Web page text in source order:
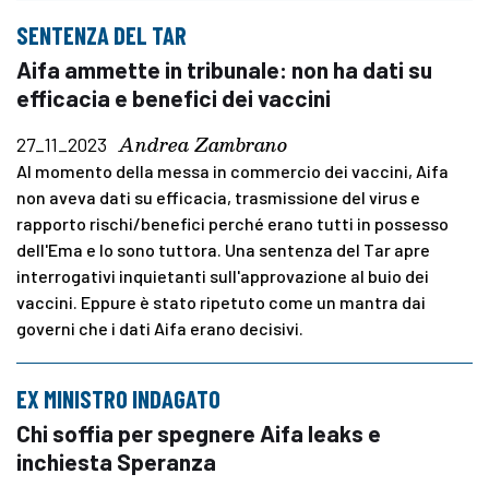
SENTENZA DEL TAR
Aifa ammette in tribunale: non ha dati su
efficacia e benefici dei vaccini
27_11_2023 Andrea Zambrano
Al momento della messa in commercio dei vaccini, Aifa
non aveva dati su efficacia, trasmissione del virus e
rapporto rischi/benefici perché erano tutti in possesso
dell'Ema e lo sono tuttora. Una sentenza del Tar apre
interrogativi inquietanti sull'approvazione al buio dei
vaccini. Eppure è stato ripetuto come un mantra dai
governi che i dati Aifa erano decisivi.
EX MINISTRO INDAGATO
Chi soffia per spegnere Aifa leaks e
inchiesta Speranza